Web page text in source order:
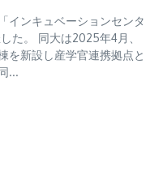
インキュベーションセンタ
た。 同大は2025年4月、
を新設し産学官連携拠点と
...